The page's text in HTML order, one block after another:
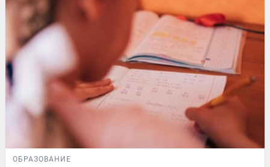
ОБРАЗОВАНИЕ